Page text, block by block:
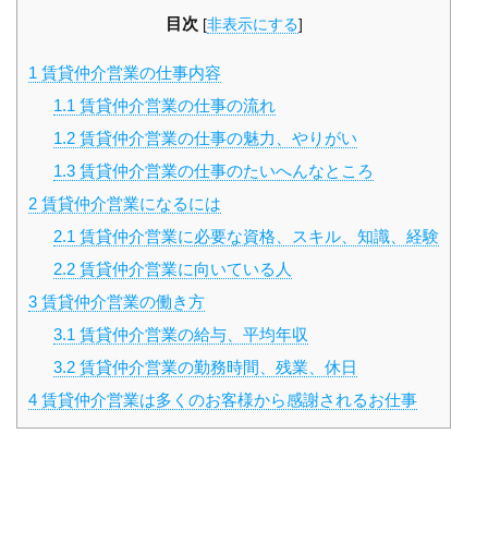
目次 [非表示にする]
1 賃貸仲介営業の仕事内容
1.1 賃貸仲介営業の仕事の流れ
1.2賃貸仲介営業の仕事の魅力、やりがい
1.3賃貸仲介営業の仕事のたいへんなところ
2 賃貸仲介営業になるには
2.1 賃貸仲介営業に必要な資格、スキル、知識、経験
2.2賃貸仲介営業に向いている人
3 賃貸仲介営業の働き方
3.1 賃貸仲介営業の給与、平均年収
3.2賃貸仲介営業の勤務時間、残業、休日
4 賃貸仲介営業は多くのお客様から感謝されるお仕事